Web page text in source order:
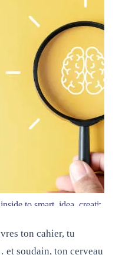
to smart, idea, creative,
ton cahier, tu
soudain, ton cerveau